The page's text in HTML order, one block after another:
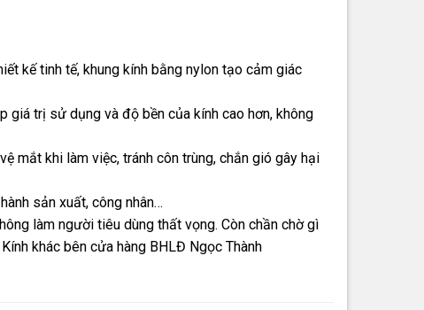
kế tinh tế, khung kính bằng nylon tạo cảm giác
trị sử dụng và độ bền của kính cao hơn, không
mắt khi làm việc, tránh côn trùng, chắn gió gây hại
sản xuất, công nhân…
làm người tiêu dùng thất vọng. Còn chần chờ gì
khác bên cửa hàng BHLĐ Ngọc Thành